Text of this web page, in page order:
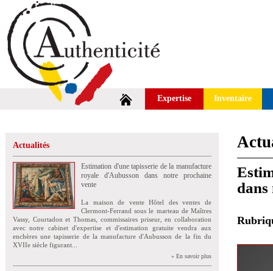
Expertise Inventaire
Actualités
Estimation d'une tapisserie de la manufacture
royale d'Aubusson dans notre prochaine
vente
La maison de vente Hôtel des ventes de
Clermont-Ferrand sous le marteau de Maîtres
Vassy, Courtadon et Thomas, commissaires priseur, en collaboration
avec notre cabinet d'expertise et d'estimation gratuite vendra aux
enchères une tapisserie de la manufacture d'Aubusson de la fin du
XVIIe siècle figurant...
» En savoir plus